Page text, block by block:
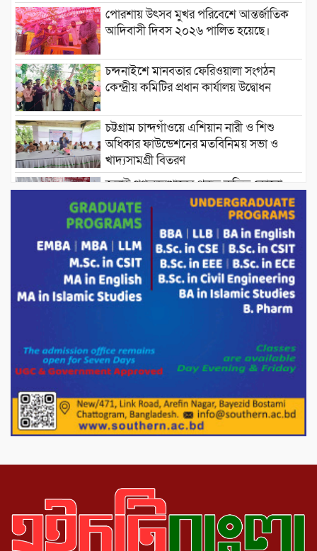
পোরশায় উৎসব মুখর পরিবেশে আন্তর্জাতিক
আদিবাসী দিবস ২০২৬ পালিত হয়েছে।
চন্দনাইশে মানবতার ফেরিওয়ালা সংগঠন
কেন্দ্রীয় কমিটির প্রধান কার্যালয় উদ্বোধন
চট্টগ্রাম চান্দগাঁওয়ে এশিয়ান নারী ও শিশু
অধিকার ফাউন্ডেশনের মতবিনিময় সভা ও
খাদ্যসামগ্রী বিতরণ
জুলাই গণঅভ্যুত্থানের প্রকৃত কৃতিত্ব কোনো
একক ব্যক্তি বা গোষ্ঠীর নয়; বরং এই কৃতিত্ব
দেশের জনগণের : তথ্য ও সম্প্রচারমন্ত্রী
পোরশার পুরইল সরকারি প্রাথমিক বিদ্যালয়ে
সংসদ সদস্য মোস্তাফিজুর রহমান কে সংবর্ধনা।
পাটগ্রামে ১০০ পিস ইয়াবাসহ দুই মাদক
ড্যাবের ৩৭তম প্রতিষ্ঠাবার্ষিকীতে প্রধানমন্ত্রী
তারেক রহমান।
চন্দনাইশের হাশিমপুর ৪ নং ওয়ার্ডে ৫’শতাধিক
হতদরিদ্র পরিবারের মাঝে খাদ্যসামগ্রী বিতরণ